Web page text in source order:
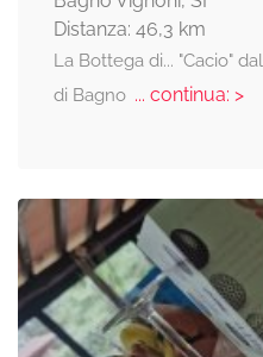
Distanza: 46,3 km
La Bottega di... "Cacio"
di Bagno... continua: >